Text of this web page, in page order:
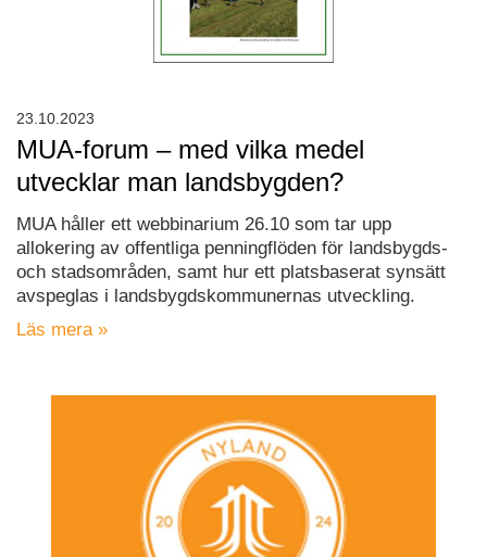
MUA-forum – med vilka medel
utvecklar man landsbygden?
MUA håller ett webbinarium 26.10 som tar upp
allokering av offentliga penningflöden för landsbygds-
och stadsområden, samt hur ett platsbaserat synsätt
avspeglas i landsbygdskommunernas utveckling.
Läs mera »
23.10.2023